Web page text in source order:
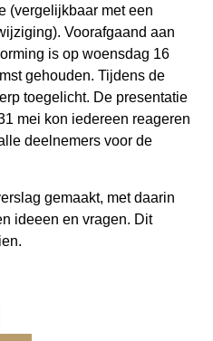
(vergelijkbaar met een
Voorafgaand aan
is op woensdag 16
gehouden. Tijdens de
toegelicht. De presentatie
mei kon iedereen reageren
deelnemers voor de
gemaakt, met daarin
ideeen en vragen. Dit